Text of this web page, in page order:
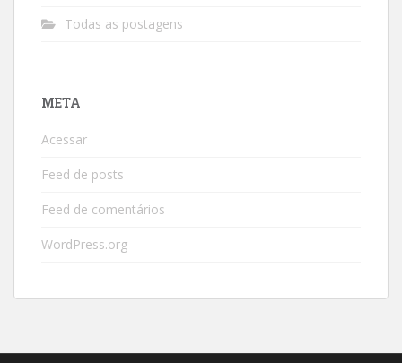
Todas as postagens
META
Acessar
Feed de posts
Feed de comentários
WordPress.org